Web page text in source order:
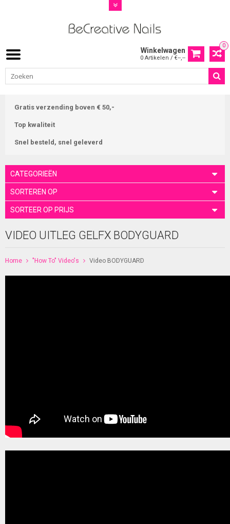
0
Winkelwagen
0 Artikelen / €--,--
Gratis verzending boven € 50,-
Top kwaliteit
Snel besteld, snel geleverd
CATEGORIEËN
SORTEREN OP
SORTEER OP PRIJS
VIDEO UITLEG GELFX BODYGUARD
Home "How To" Video's Video BODYGUARD